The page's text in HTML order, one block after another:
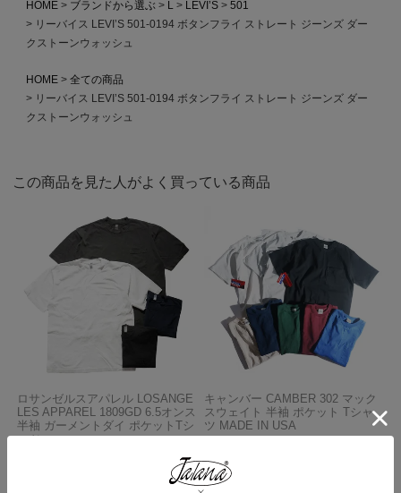
HOME ブランドから選ぶ L LEVI’S
501
リーバイス LEVI’S 501-0194 ボタンフライ ストレート ジーンズ ダー
クストーンウォッシュ
HOME
全ての商品
リーバイス LEVI’S 501-0194 ボタンフライ ストレート ジーンズ ダー
クストーンウォッシュ
この商品を見た人がよく買っている商品
ロサンゼルスアパレル LOSANGE
LES APPAREL 1809GD 6.5オンス
半袖 ガーメントダイ ポケットTシ
ャツ
キャンバー CAMBER 302 マック
スウェイト 半袖 ポケット Tシャ
ツ MADE IN USA